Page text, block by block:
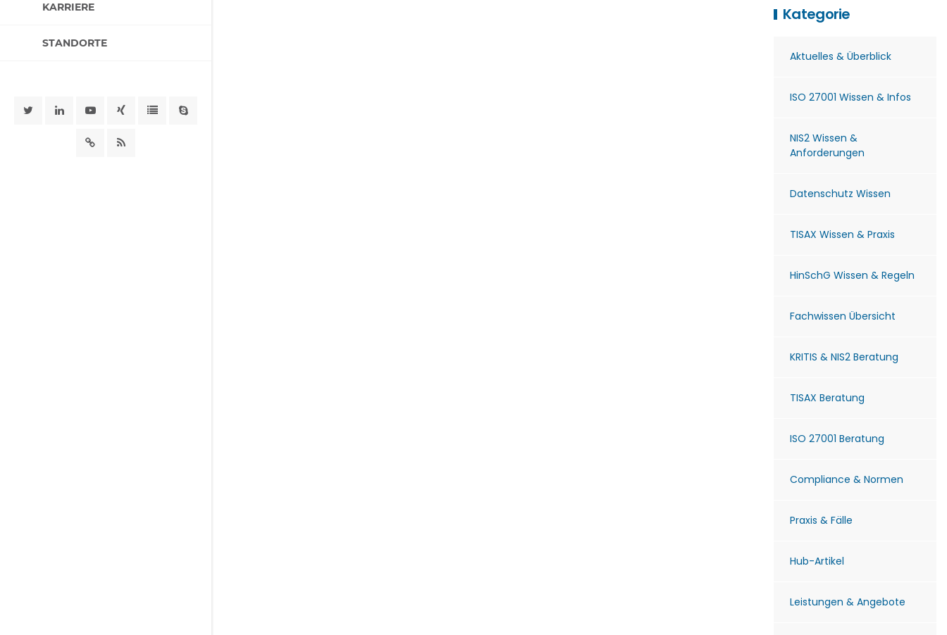
KARRIERE
STANDORTE
Kategorie
Aktuelles & Überblick
ISO 27001 Wissen & Infos
NIS2 Wissen &
Anforderungen
Datenschutz Wissen
TISAX Wissen & Praxis
HinSchG Wissen & Regeln
Fachwissen Übersicht
KRITIS & NIS2 Beratung
TISAX Beratung
ISO 27001 Beratung
Compliance & Normen
Praxis & Fälle
Hub-Artikel
Leistungen & Angebote